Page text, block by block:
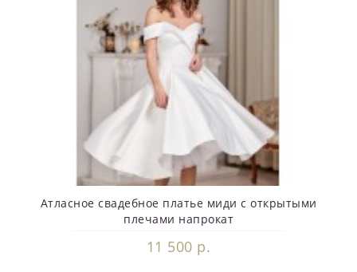
Атласное свадебное платье миди с открытыми
плечами напрокат
11 500 р.